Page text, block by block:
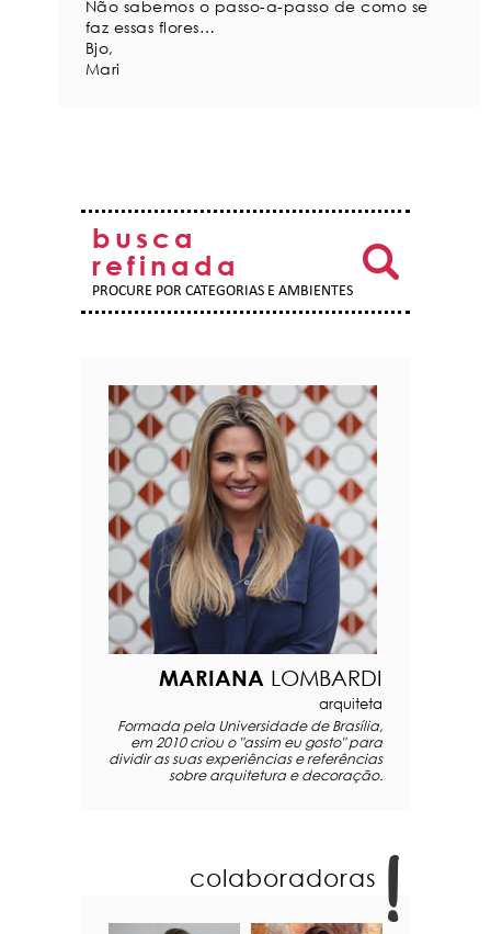
Não sabemos o passo-a-passo de como se
faz essas flores…
Bjo,
Mari
busca
refinada
PROCURE POR CATEGORIAS E AMBIENTES
MARIANA LOMBARDI
arquiteta
Formada pela Universidade de Brasília,
em 2010 criou o "assim eu gosto" para
dividir as suas experiências e referências
sobre arquitetura e decoração.
colaboradoras